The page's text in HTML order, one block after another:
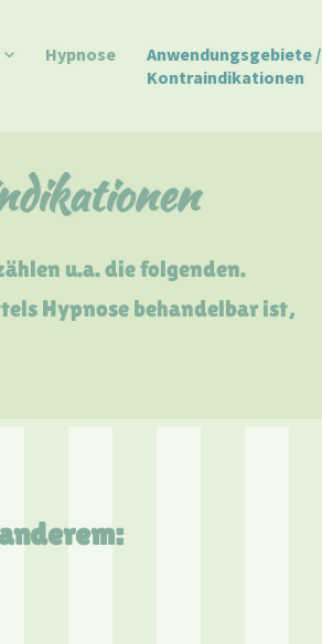
Hypnose
Anwendungsgebiete /
Kontraindikationen
u.a. die folgenden.
Hypnose behandelbar ist,